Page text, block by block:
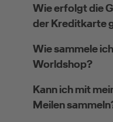
Wie erfolgt die
der Kreditkarte
Wie sammele
Worldshop?
Kann ich mit
Meilen